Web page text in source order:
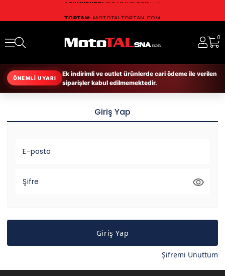
TOPTAN: MOTOTALTOPTAN.COM
0
ÖNEMLİ UYARI
Ek indirimli ve outlet ürünlerde cari ödeme ile verilen
siparişler kabul edilmemektedir.
Giriş Yap
E-posta
Şifre
Giriş Yap
Şifremi Unuttum